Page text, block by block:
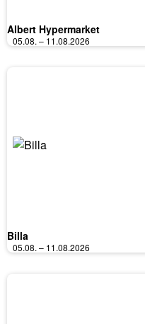
Albert Hypermarket
05.08. – 11.08.2026
Billa
05.08. – 11.08.2026